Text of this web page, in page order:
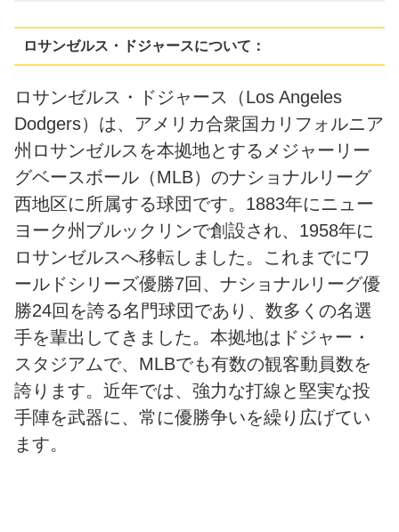
ロサンゼルス・ドジャースについて：
ロサンゼルス・ドジャース（Los Angeles
Dodgers）は、アメリカ合衆国カリフォルニア
州ロサンゼルスを本拠地とするメジャーリー
グベースボール（MLB）のナショナルリーグ
西地区に所属する球団です。1883年にニュー
ヨーク州ブルックリンで創設され、1958年に
ロサンゼルスへ移転しました。これまでにワ
ールドシリーズ優勝7回、ナショナルリーグ優
勝24回を誇る名門球団であり、数多くの名選
手を輩出してきました。本拠地はドジャー・
スタジアムで、MLBでも有数の観客動員数を
誇ります。近年では、強力な打線と堅実な投
手陣を武器に、常に優勝争いを繰り広げてい
ます。